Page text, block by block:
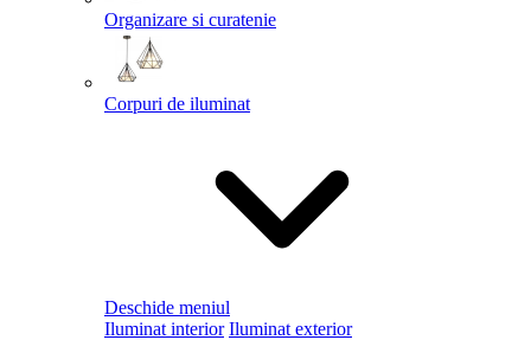
Organizare si curatenie
Corpuri de iluminat
Deschide meniul
Iluminat interior Iluminat exterior